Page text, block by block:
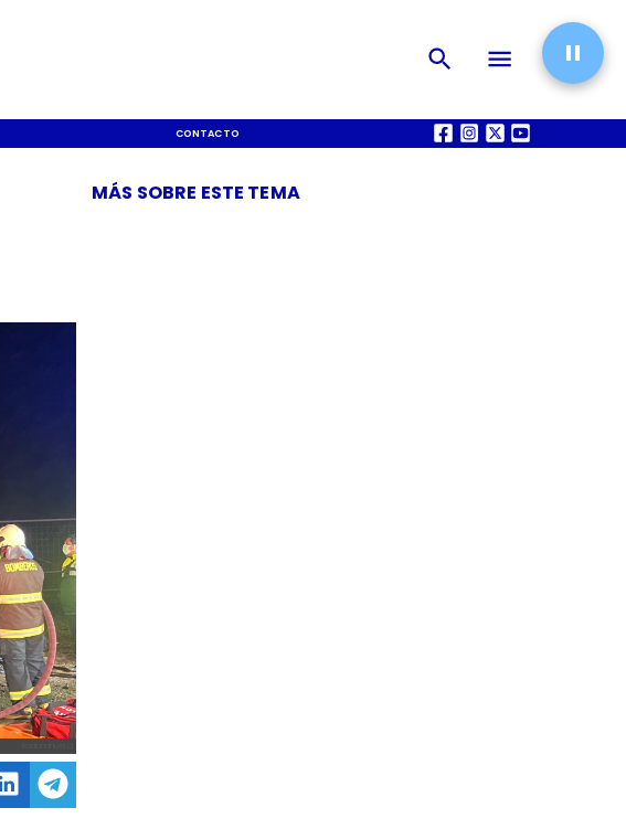
CONTACTO QUIÉNES SOMOS
MÁS SOBRE ESTE TEMA